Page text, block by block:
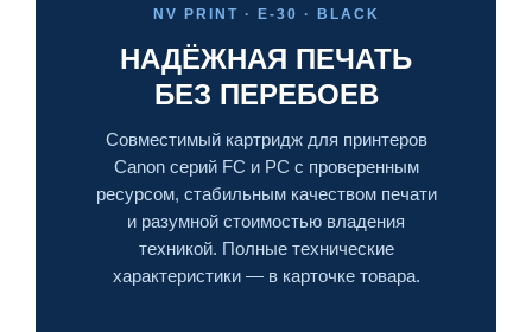
NV PRINT · E-30 · BLACK
НАДЁЖНАЯ ПЕЧАТЬ
БЕЗ ПЕРЕБОЕВ
Совместимый картридж для принтеров
Canon серий FC и PC с проверенным
ресурсом, стабильным качеством печати
и разумной стоимостью владения
техникой. Полные технические
характеристики — в карточке товара.